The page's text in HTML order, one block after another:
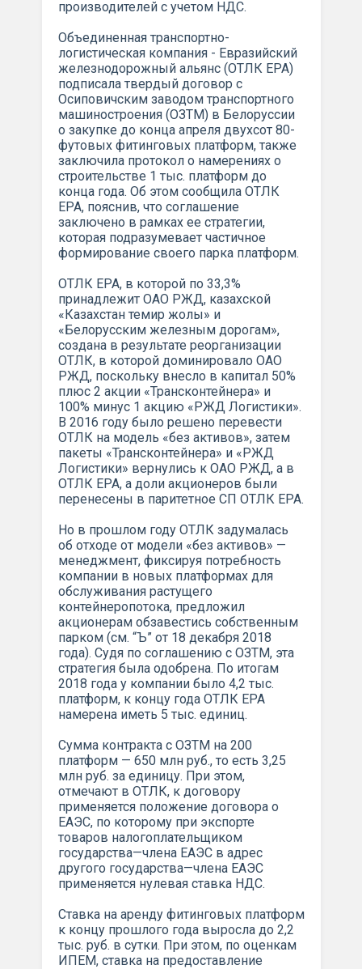
производителей с учетом НДС.
Объединенная транспортно-
логистическая компания - Евразийский
железнодорожный альянс (ОТЛК ЕРА)
подписала твердый договор с
Осиповичским заводом транспортного
машиностроения (ОЗТМ) в Белоруссии
о закупке до конца апреля двухсот 80-
футовых фитинговых платформ, также
заключила протокол о намерениях о
строительстве 1 тыс. платформ до
конца года. Об этом сообщила ОТЛК
ЕРА, пояснив, что соглашение
заключено в рамках ее стратегии,
которая подразумевает частичное
формирование своего парка платформ.
ОТЛК ЕРА, в которой по 33,3%
принадлежит ОАО РЖД, казахской
«Казахстан темир жолы» и
«Белорусским железным дорогам»,
создана в результате реорганизации
ОТЛК, в которой доминировало ОАО
РЖД, поскольку внесло в капитал 50%
плюс 2 акции «Трансконтейнера» и
100% минус 1 акцию «РЖД Логистики».
В 2016 году было решено перевести
ОТЛК на модель «без активов», затем
пакеты «Трансконтейнера» и «РЖД
Логистики» вернулись к ОАО РЖД, а в
ОТЛК ЕРА, а доли акционеров были
перенесены в паритетное СП ОТЛК ЕРА.
Но в прошлом году ОТЛК задумалась
об отходе от модели «без активов» —
менеджмент, фиксируя потребность
компании в новых платформах для
обслуживания растущего
контейнеропотока, предложил
акционерам обзавестись собственным
парком (см. “Ъ” от 18 декабря 2018
года). Судя по соглашению с ОЗТМ, эта
стратегия была одобрена. По итогам
2018 года у компании было 4,2 тыс.
платформ, к концу года ОТЛК ЕРА
намерена иметь 5 тыс. единиц.
Сумма контракта с ОЗТМ на 200
платформ — 650 млн руб., то есть 3,25
млн руб. за единицу. При этом,
отмечают в ОТЛК, к договору
применяется положение договора о
ЕАЭС, по которому при экспорте
товаров налогоплательщиком
государства—члена ЕАЭС в адрес
другого государства—члена ЕАЭС
применяется нулевая ставка НДС.
Ставка на аренду фитинговых платформ
к концу прошлого года выросла до 2,2
тыс. руб. в сутки. При этом, по оценкам
ИПЕМ, ставка на предоставление